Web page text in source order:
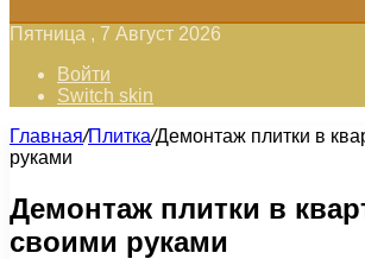
Пятница , 7 Август 2026
Войти
Switch skin
Главная/Плитка/Демонтаж плитки в
руками
Демонтаж плитки в
своими руками